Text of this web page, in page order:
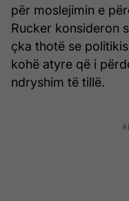
për moslejimin e
Rucker konsideron
çka thotë se
kohë atyre që i
ndryshim të tillë.